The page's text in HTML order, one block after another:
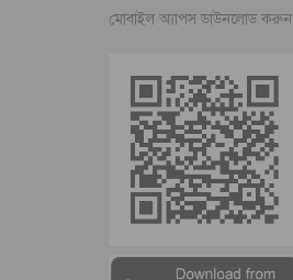
মোবাইল অ্যাপস ডাউনলোড করুন